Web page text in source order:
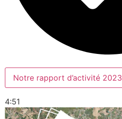
Notre rapport d’activité 2023
4:51